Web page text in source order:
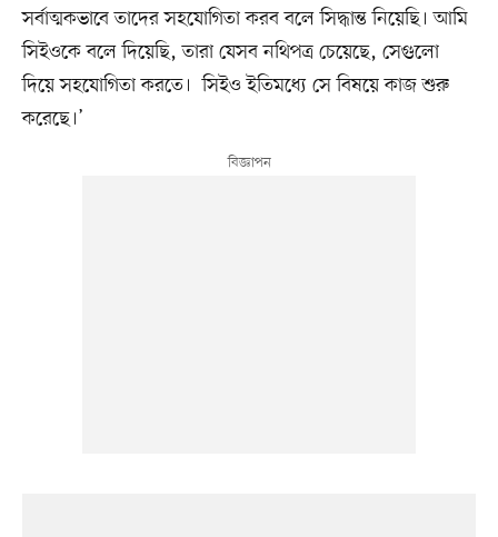
সর্বাত্মকভাবে তাদের সহযোগিতা করব বলে সিদ্ধান্ত নিয়েছি। আমি
সিইওকে বলে দিয়েছি, তারা যেসব নথিপত্র চেয়েছে, সেগুলো
দিয়ে সহযোগিতা করতে। সিইও ইতিমধ্যে সে বিষয়ে কাজ শুরু
করেছে।’